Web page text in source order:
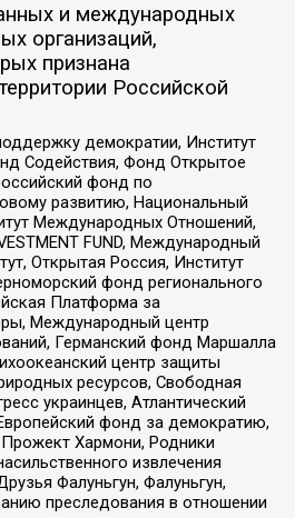
и международных
организаций,
признана
Российской
демократии, Институт
Содействия, Фонд Открытое
фонд по
развитию, Национальный
Международных Отношений,
FUND, Международный
Открытая Россия, Институт
фонд регионального
Платформа за
Международный центр
Германский фонд Маршалла
центр защиты
ресурсов, Свободная
украинцев, Атлантический
фонд за демократию,
Хармони, Родники
извлечения
Фалуньгун, Фалуньгун,
преследования в отношении